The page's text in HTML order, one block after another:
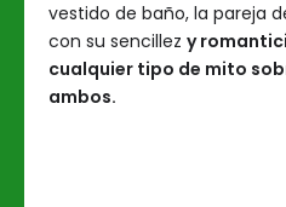
vestido de baño, la pareja
con su sencillez y
cualquier tipo de mito
ambos.